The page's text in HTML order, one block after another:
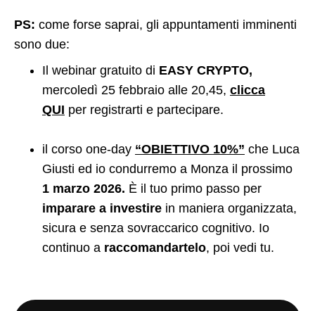
PS: come forse saprai, gli appuntamenti imminenti
sono due:
Il webinar gratuito di EASY CRYPTO,
mercoledì 25 febbraio alle 20,45, clicca
QUI per registrarti e partecipare.
il corso one-day “OBIETTIVO 10%” che Luca
Giusti ed io condurremo a Monza il prossimo
1 marzo 2026. È il tuo primo passo per
imparare a investire in maniera organizzata,
sicura e senza sovraccarico cognitivo. Io
continuo a raccomandartelo, poi vedi tu.